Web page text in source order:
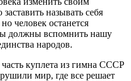
называть себя
человек останется
должны вспомнить нашу
народов.
куплета из гимна СССР
мир, где все решает